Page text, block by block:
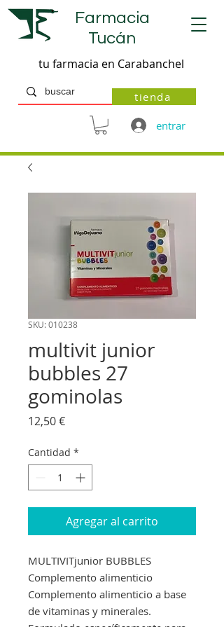
entrar
Farmacia
Tucán
tu farmacia en Carabanchel
tienda
SKU: 010238
multivit junior
bubbles 27
gominolas
12,50 €Precio
Cantidad *
Agregar al carrito
MULTIVITjunior BUBBLES
Complemento alimenticio
Complemento alimenticio a base
de vitaminas y minerales.